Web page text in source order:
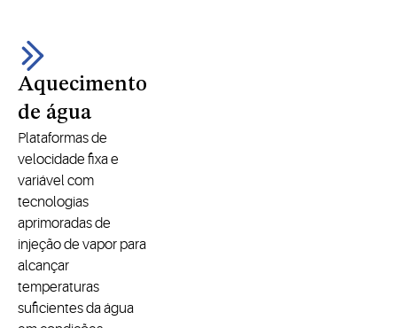
Aquecimento
de água
Plataformas de
velocidade fixa e
variável com
tecnologias
aprimoradas de
injeção de vapor para
alcançar
temperaturas
suficientes da água